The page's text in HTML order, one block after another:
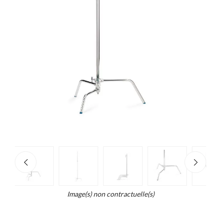
Image(s) non contractuelle(s)